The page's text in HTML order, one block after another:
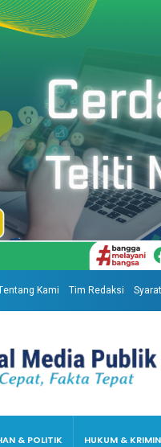
Kami Tim Redaksi
& POLITIK HUKUM &